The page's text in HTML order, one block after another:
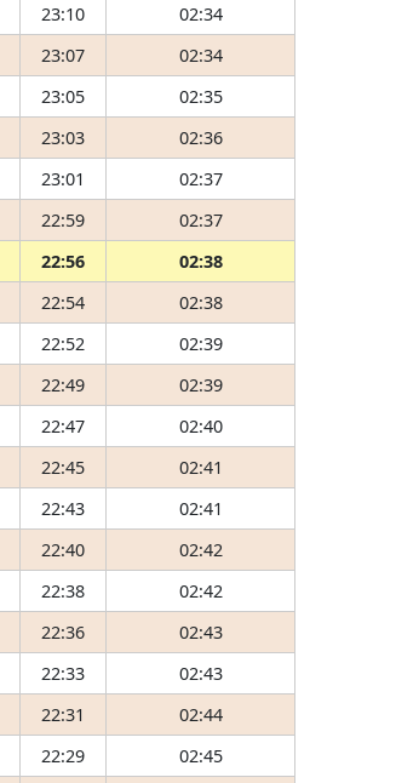
23:10
02:34
23:07
02:34
23:05
02:35
23:03
02:36
23:01
02:37
22:59
02:37
22:56
02:38
22:54
02:38
22:52
02:39
22:49
02:39
22:47
02:40
22:45
02:41
22:43
02:41
22:40
02:42
22:38
02:42
22:36
02:43
22:33
02:43
22:31
02:44
22:29
02:45